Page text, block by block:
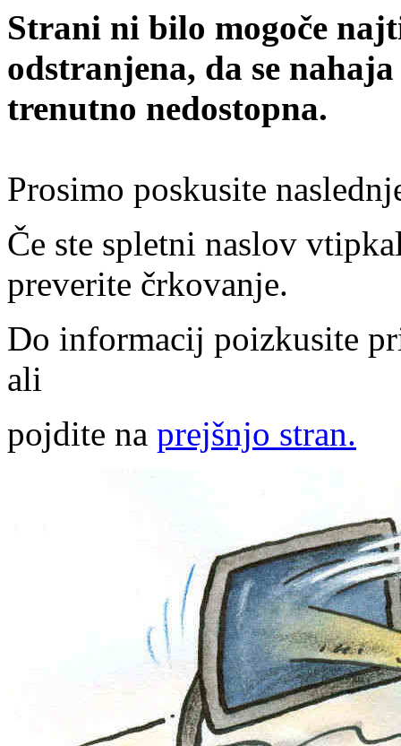
Strani ni bilo mogoče
odstranjena, da se
trenutno nedostopna.
Prosimo poskusite
Če ste spletni naslov
preverite črkovanje.
Do informacij poizkusite
ali
pojdite na prejšnjo stran.